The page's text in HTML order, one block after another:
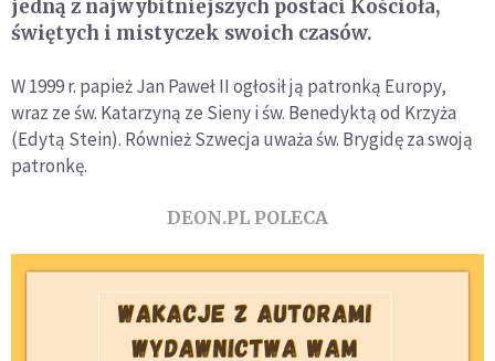
jedną z najwybitniejszych postaci Kościoła,
świętych i mistyczek swoich czasów.
W 1999 r. papież Jan Paweł II ogłosił ją patronką Europy,
wraz ze św. Katarzyną ze Sieny i św. Benedyktą od Krzyża
(Edytą Stein). Również Szwecja uważa św. Brygidę za swoją
patronkę.
DEON.PL POLECA